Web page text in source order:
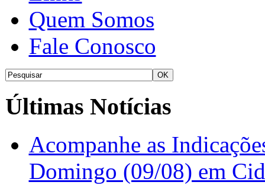
Quem Somos
Fale Conosco
Últimas Notícias
Acompanhe as
Domingo (09/08) em